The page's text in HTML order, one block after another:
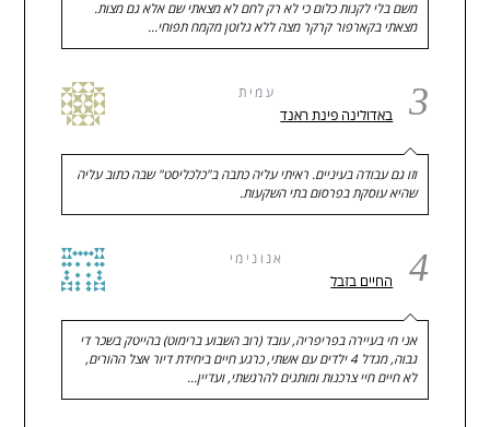
משם בלי לקנות כלום כי לא רק לחם לא מצאתי שם אלא גם מצות.
מצאתי בקארפור קרקר מצה ללא גלוטן מקמח תפוחי…
3 עמית
באדולינה פינת ראנד
וזו גם עבודה בעיניים. ראיתי עליה כתבה ב"כלכליסט" שבה כתוב עליה
שהיא עוסקת בפרסום בתי השקעות.
4 אנונימי
החיים בזבל
אני חי בעיירה בפריפריה, עובד (רוב השבוע ברימוט) בהייטק בשכר די
גבוה, מגדל 4 ילדים עם אשתי, כרגע חיים ביחידת דיור אצל ההורים,
לא חיים חיי צרכנות ומותגים להרגשתי, ועדיין…